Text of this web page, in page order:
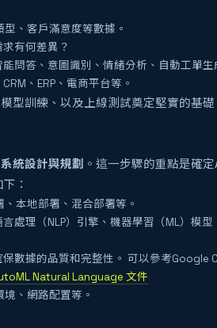
、客戶滿意度等數據。
有何差異？
問答、意圖識別、情緒分析、自動工單生
、ERP、電商平台等。
型訓練、以及上線測試奠定堅實的基礎
系統設計與規劃 。這一步驟的重點是確
：
本地部署、混合部署等。
處理（NLP）引擎、機器學習（ML）模型
數據的品質和完整性。 可以參考Google
Natural Language 文件
、網路配置等。